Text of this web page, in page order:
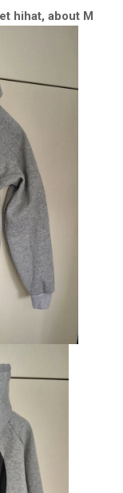
hihat, about M